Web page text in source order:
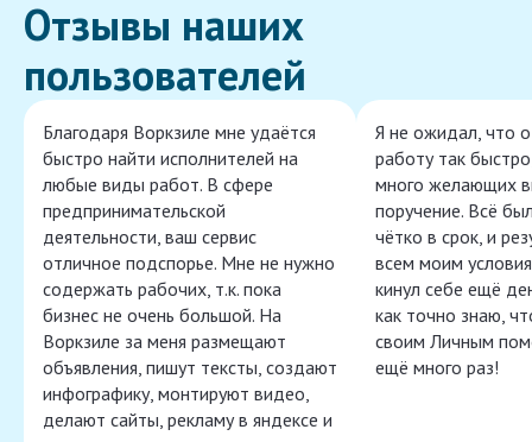
Отзывы наших
пользователей
Благодаря Воркзиле мне удаётся
быстро найти исполнителей на
любые виды работ. В сфере
предпринимательской
деятельности, ваш сервис
отличное подспорье. Мне не нужно
содержать рабочих, т.к. пока
бизнес не очень большой. На
Воркзиле за меня размещают
объявления, пишут тексты, создают
инфографику, монтируют видео,
делают сайты, рекламу в яндексе и
Я не ожидал, что
работу так
много желающих
поручение. Всё
чётко в срок, и
всем моим
кинул себе ещё
как точно знаю,
своим Личным
ещё много раз!